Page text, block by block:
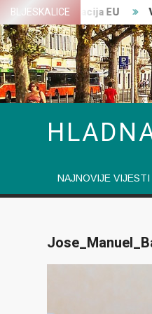
Skip
to
content
BLJESKALICE
transformacija EU
NAJNOVIJE VIJESTI